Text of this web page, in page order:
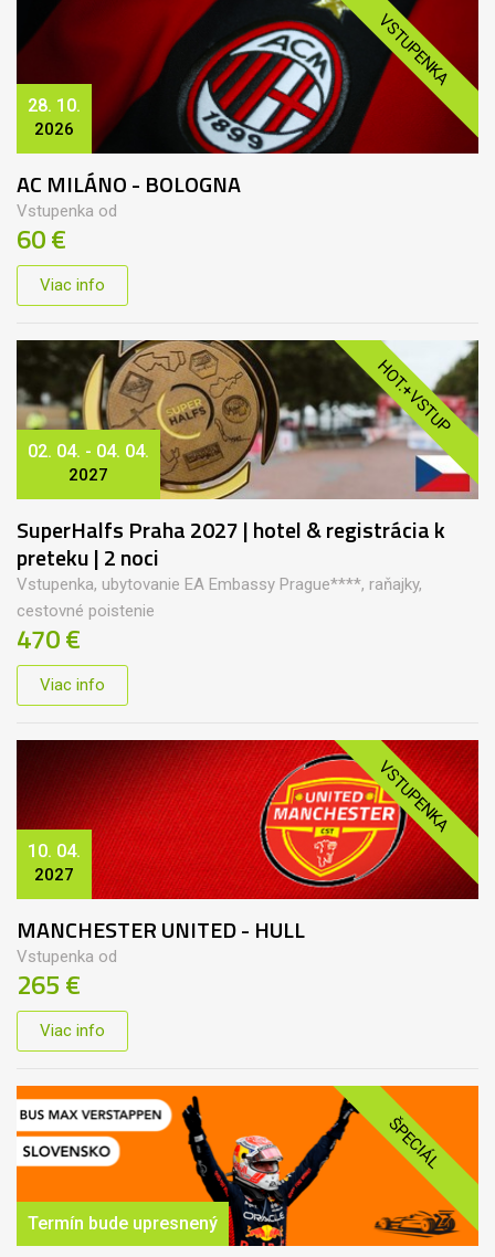
VSTUPENKA
28. 10.
2026
AC MILÁNO - BOLOGNA
Vstupenka od
60 €
Viac info
HOT.+VSTUP
02. 04. - 04. 04.
2027
SuperHalfs Praha 2027 | hotel & registrácia k
preteku | 2 noci
Vstupenka, ubytovanie EA Embassy Prague****, raňajky,
cestovné poistenie
470 €
Viac info
VSTUPENKA
10. 04.
2027
MANCHESTER UNITED - HULL
Vstupenka od
265 €
Viac info
ŠPECIÁL
Termín bude upresnený